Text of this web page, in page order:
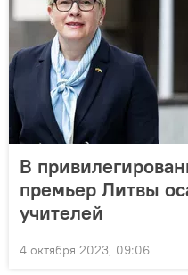
В
премьер Литвы
учителей
4 октября 2023, 09:06